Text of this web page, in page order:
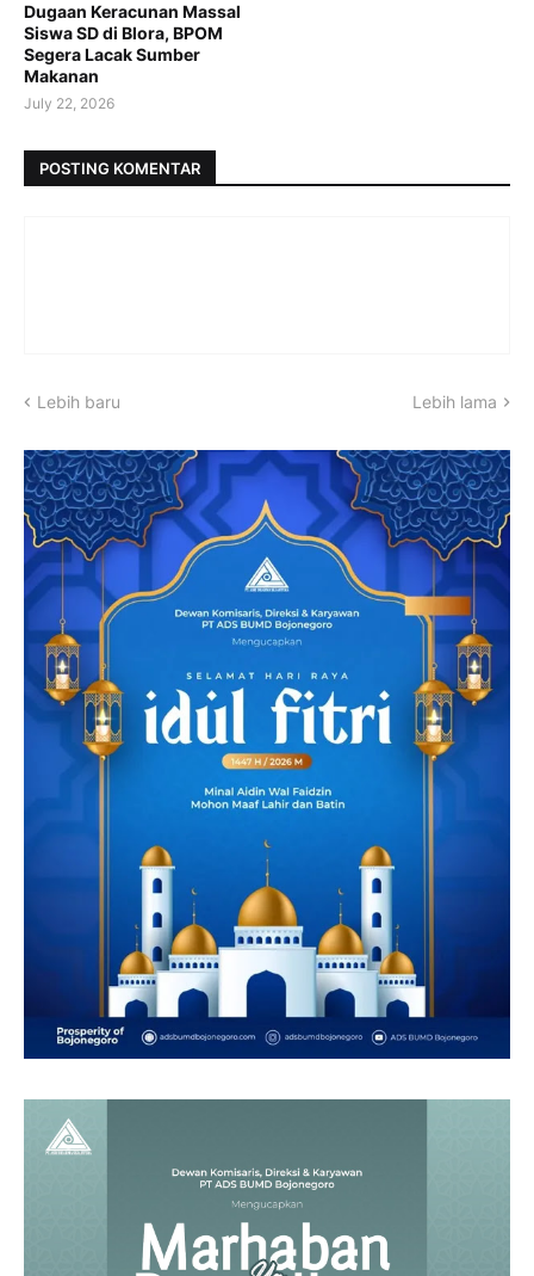
Dugaan Keracunan Massal
Siswa SD di Blora, BPOM
Segera Lacak Sumber
Makanan
July 22, 2026
POSTING KOMENTAR
Lebih baru Lebih lama